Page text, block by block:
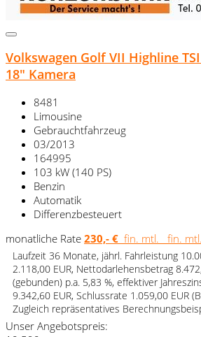
Volkswagen Golf VII Highline
18" Kamera
8481
Limousine
Gebrauchtfahrzeug
03/2013
164995
103 kW (140 PS)
Benzin
Automatik
Differenzbesteuert
monatliche Rate 230,- € fin. mtl. fin. mtl.
Laufzeit 36 Monate, jährl. Fahrleistung
2.118,00 EUR, Nettodarlehensbetrag
(gebunden) p.a. 5,83 %, effektiver
9.342,60 EUR, Schlussrate 1.059,00 EUR
Zugleich repräsentatives
Unser Angebotspreis: